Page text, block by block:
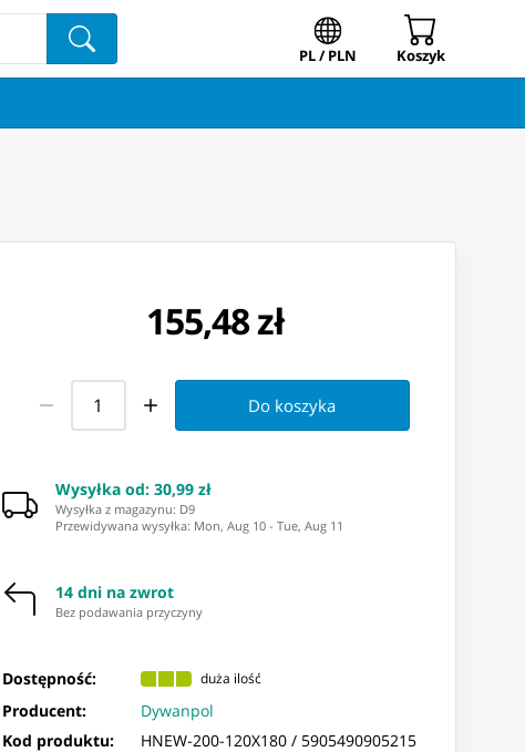
PL / PLN Koszyk
155,48 zł
Do koszyka
Wysyłka od:30,99 zł
Wysyłka z magazynu: ⁨D9⁩
Przewidywana wysyłka: Mon, Aug 10 -Tue, Aug 11
14 dni na zwrot
Bez podawania przyczyny
Dostępność: duża ilość
Producent:
Dywanpol
Kod produktu:
HNEW-200-120X180 / 5905490905215